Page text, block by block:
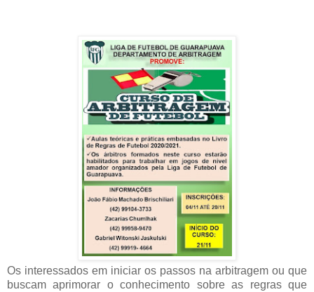
Os interessados em iniciar os passos na arbitragem ou que
buscam aprimorar o conhecimento sobre as regras que